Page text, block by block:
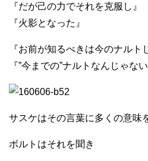
『だが己の力でそれを克服し』
『火影となった』
『お前が知るべきは今のナルト
『”今までの”ナルトなんじゃな
サスケはその言葉に多くの意味
ボルトはそれを聞き